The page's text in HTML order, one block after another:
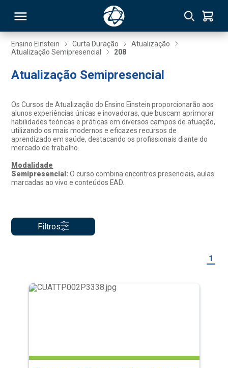
Ensino Einstein Curta Duração
Atualização
Atualização Semipresencial
208
Atualização Semipresencial
Os Cursos de Atualização do Ensino Einstein proporcionarão aos
alunos experiências únicas e inovadoras, que buscam aprimorar
habilidades teóricas e práticas em diversos campos de atuação,
utilizando os mais modernos e eficazes recursos de
aprendizado em saúde, destacando os profissionais diante do
mercado de trabalho.
Modalidade
Semipresencial:O curso combina encontros presenciais, aulas
marcadas ao vivo e conteúdos EAD.
Filtros
1